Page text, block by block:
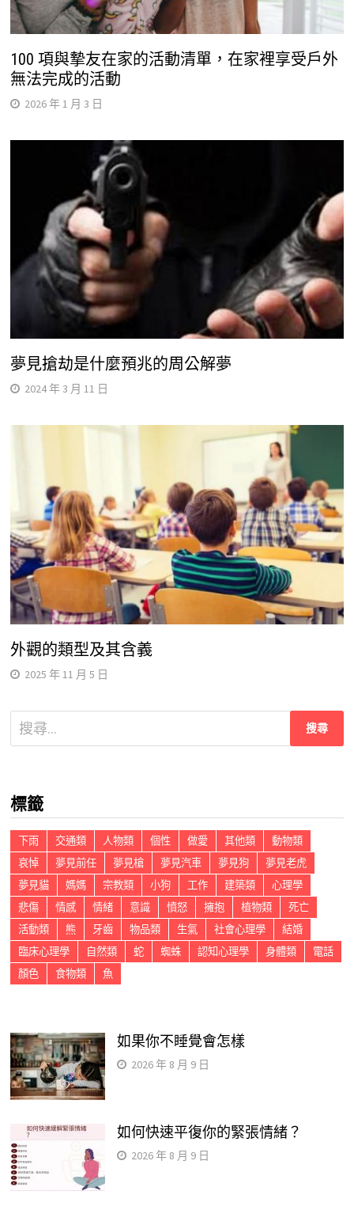
100 項與摯友在家的活動清單，在家裡享受戶外
無法完成的活動
2026 年 1 月 3 日
夢見搶劫是什麼預兆的周公解夢
2024 年 3 月 11 日
外觀的類型及其含義
2025 年 11 月 5 日
搜
尋
字:
標籤
下雨 交通類 人物類 個性 做愛 其他類
動物類
哀悼
夢見前任 夢見槍 夢見汽車 夢見狗
夢見老虎
夢見貓
媽媽 宗教類 小狗 工作 建築類
心理學
悲傷
情感 情緒 意識 憤怒 擁抱 植物類
死亡
活動類
熊 牙齒 物品類 生氣 社會心理學
結婚
臨床心理學
自然類 蛇 蜘蛛 認知心理學 身體類
電話
顏色
食物類 魚
如果你不睡覺會怎樣
2026 年 8 月 9 日
如何快速平復你的緊張情緒？
2026 年 8 月 9 日